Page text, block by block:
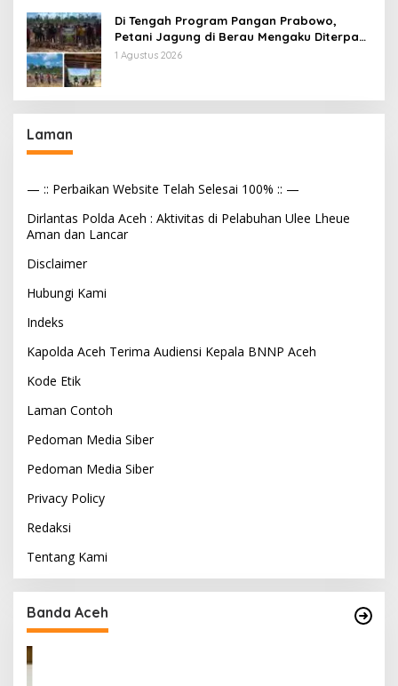
Di Tengah Program Pangan Prabowo,
Petani Jagung di Berau Mengaku Diterpa
Tekanan Aparat
1 Agustus 2026
Laman
— :: Perbaikan Website Telah Selesai 100% :: —
Dirlantas Polda Aceh : Aktivitas di Pelabuhan Ulee Lheue
Aman dan Lancar
Disclaimer
Hubungi Kami
Indeks
Kapolda Aceh Terima Audiensi Kepala BNNP Aceh
Kode Etik
Laman Contoh
Pedoman Media Siber
Pedoman Media Siber
Privacy Policy
Redaksi
Tentang Kami
Banda Aceh
Maling Berani Beraksi Siang Bolong di Kota
Lintang Bawah, Warga Resah Mendesak
Polres Tingkatkan Keamanan
Utama, Kriminal, Lampung